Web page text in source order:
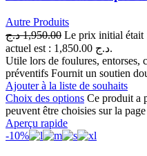
Autre Produits
1,950.00 د.ج
actuel est : 1,850.00 د.ج.
Utile lors de foulures, entorses,
préventifs Fournit un soutien
Ajouter à la liste de souhaits
Choix des options Ce produit a
peuvent être choisies sur la
Aperçu rapide
-10%